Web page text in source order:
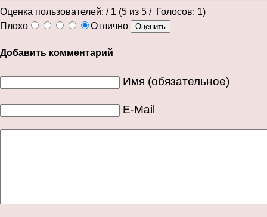
Оценка пользователей: / 1 (5 из 5 / Голосов: 1)
Плохо
Отлично
Добавить комментарий
Имя (обязательное)
E-Mail